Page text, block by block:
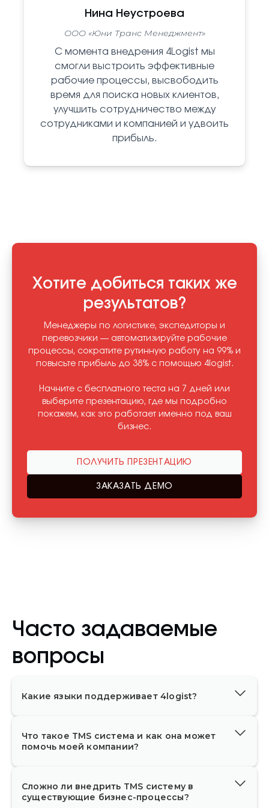
Нина Неустроева
ООО «Юни Транс Менеджмент»
С момента внедрения 4Logist мы
смогли выстроить эффективные
рабочие процессы, высвободить
время для поиска новых клиентов,
улучшить сотрудничество между
сотрудниками и компанией и удвоить
прибыль.
Хотите добиться таких же
результатов?
Менеджеры по логистике, экспедиторы и
перевозчики — автоматизируйте рабочие
процессы, сократите рутинную работу на 99% и
повысьте прибыль до 38% с помощью 4logist.
Начните с бесплатного теста на 7 дней или
выберите презентацию, где мы подробно
покажем, как это работает именно под ваш
бизнес.
ПОЛУЧИТЬ ПРЕЗЕНТАЦИЮ
ЗАКАЗАТЬ ДЕМО
Часто задаваемые
вопросы
Какие языки поддерживает 4logist?
русский , литовский,украинскийипольский
расширяется.
Что такое TMS система и как она может
помочь моей компании?
для логистики, которое позволяет
Сложно ли внедрить TMS систему в
существующие бизнес-процессы?